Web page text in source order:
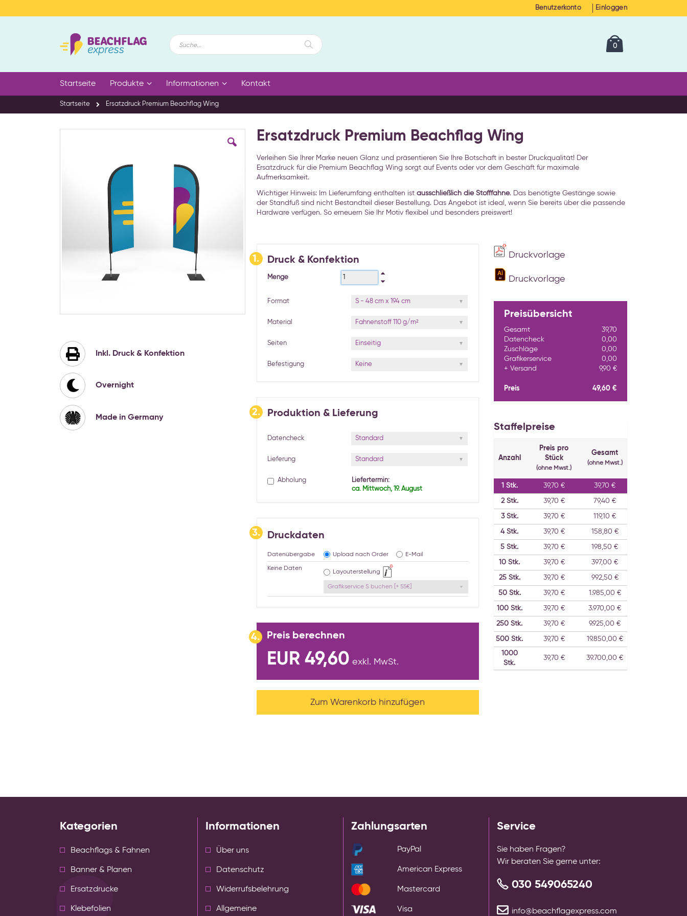
Inhalt
Benutzerkonto Einloggen
0Artikel
Suche
Startseite Produkte Informationen Kontakt
Startseite Ersatzdruck Premium Beachflag Wing
Bildgalerie
springen
Inkl. Druck & Konfektion
Overnight
Made in Germany
Ersatzdruck Premium Beachflag Wing
Verleihen Sie Ihrer Marke neuen Glanz und präsentieren Sie Ihre Botschaft in bester Druckqualität! Der
Ersatzdruck für die Premium Beachflag Wing sorgt auf Events oder vor dem Geschäft für maximale
Aufmerksamkeit.
Wichtiger Hinweis: Im Lieferumfang enthalten ist ausschließlich die Stofffahne. Das benötigte Gestänge sowie
der Standfuß sind nicht Bestandteil dieser Bestellung. Das Angebot ist ideal, wenn Sie bereits über die passende
Hardware verfügen. So erneuern Sie Ihr Motiv flexibel und besonders preiswert!
Druckvorlage
Druckvorlage
1. Druck & Konfektion
Menge
Format S - 48 cm x 194 cm
Material Fahnenstoff 110 g/m²
Seiten Einseitig
Befestigung Keine
2. Produktion & Lieferung
Datencheck Standard
Lieferung Standard
Abholung
Liefertermin:
ca. Mittwoch, 19. August
3. Druckdaten
Datenübergabe Upload nach Order E-Mail
Keine Daten
Layouterstellung
Grafikservice S buchen [+ 55€]
4. Preis berechnen
EUR 49,60 exkl. MwSt.
Zum Warenkorb hinzufügen
Preisübersicht
Gesamt
39,70
Datencheck
0,00
Zuschläge
0,00
Grafikerservice
0,00
Versand
9,90 €
Preis 49,60 €
Staffelpreise
Anzahl
Preis pro
Stück
(ohne Mwst.)
Gesamt
(ohne Mwst.)
1 Stk. 39,70 € 39,70 €
2Stk. 39,70 € 79,40 €
3Stk. 39,70 € 119,10 €
4Stk. 39,70 € 158,80 €
5 Stk. 39,70 € 198,50 €
10 Stk. 39,70 € 397,00 €
25Stk. 39,70 € 992,50 €
50Stk. 39,70 € 1.985,00 €
100Stk. 39,70 € 3.970,00 €
250 Stk. 39,70 € 9.925,00 €
500 Stk. 39,70 €
19.850,00 €
1000
Stk.
39,70 € 39.700,00 €
Kategorien
Beachflags & Fahnen
Banner & Planen
Ersatzdrucke
Klebefolien
Informationen
Über uns
Datenschutz
Widerrufsbelehrung
Allgemeine
Zahlungsarten
PayPal
American Express
Mastercard
Visa
Service
Sie haben Fragen?
Wir beraten Sie gerne unter:
030 549065240
info@beachflagexpress.com